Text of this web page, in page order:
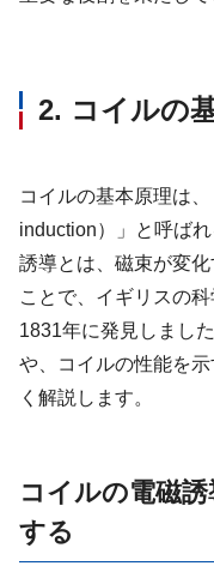
2. コイルの
コイルの基本原理は
induction）」と呼ば
誘導とは、磁束が変
ことで、イギリスの
1831年に発見しまし
や、コイルの性能を
く解説します。
コイルの電磁
する